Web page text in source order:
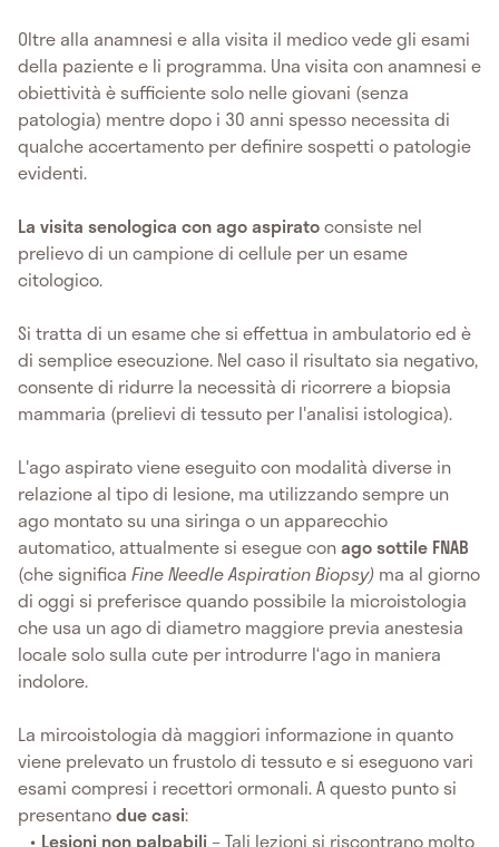
Oltre alla anamnesi e alla visita il medico vede gli esami
della paziente e li programma. Una visita con anamnesi e
obiettività è sufficiente solo nelle giovani (senza
patologia) mentre dopo i 30 anni spesso necessita di
qualche accertamento per definire sospetti o patologie
evidenti.
La visita senologica con ago aspiratoconsiste nel
prelievo di un campione di cellule per un esame
citologico.
Si tratta di un esame che si effettua in ambulatorio ed è
di semplice esecuzione. Nel caso il risultato sia negativo,
consente di ridurre la necessità di ricorrere a biopsia
mammaria (prelievi di tessuto per l'analisi istologica).
L'ago aspirato viene eseguito con modalità diverse in
relazione al tipo di lesione, ma utilizzando sempre un
ago montato su una siringa o un apparecchio
automatico, attualmente si esegue conago sottile FNAB
(che significa Fine Needle Aspiration Biopsy) ma al giorno
di oggi si preferisce quando possibile la microistologia
che usa un ago di diametro maggiore previa anestesia
locale solo sulla cute per introdurre l‘ago in maniera
indolore.
La mircoistologia dà maggiori informazione in quanto
viene prelevato un frustolo di tessuto e si eseguono vari
esami compresi i recettori ormonali. A questo punto si
presentanodue casi:
Lesioni non palpabili– Tali lezioni si riscontrano molto